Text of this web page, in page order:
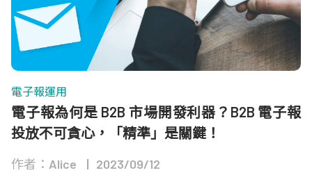
電子報運用
電子報為何是 B2B 市場開發利器？B2B 電子報
投放不可貪心，「精準」是關鍵！
作者：Alice 2023/09/12